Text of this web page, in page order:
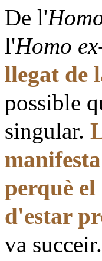
De l'
l'Homo
llegat de
possible
singular.
perquè
d'estar
va succeir.